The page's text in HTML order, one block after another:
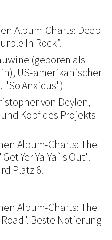
Album-Charts: Deep
In Rock”.
(geboren als
US-amerikanischer
"So Anxious")
von Deylen,
Kopf des Projekts
Album-Charts: The
Yer Ya-Ya`s Out".
Platz 6.
Album-Charts: The
Beste Notierung